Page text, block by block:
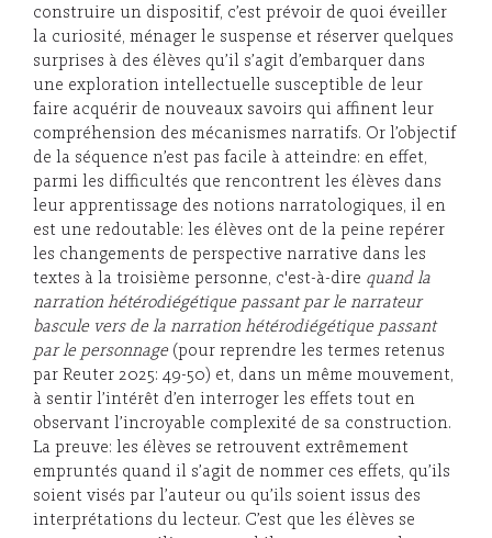
construire un dispositif, c’est prévoir de quoi éveiller
la curiosité, ménager le suspense et réserver quelques
surprises à des élèves qu’il s’agit d’embarquer dans
une exploration intellectuelle susceptible de leur
faire acquérir de nouveaux savoirs qui affinent leur
compréhension des mécanismes narratifs. Or l’objectif
de la séquence n’est pas facile à atteindre: en effet,
parmi les difficultés que rencontrent les élèves dans
leur apprentissage des notions narratologiques, il en
est une redoutable: les élèves ont de la peine repérer
les changements de perspective narrative dans les
textes à la troisième personne, c'est-à-dire quand la
narration hétérodiégétique passant par le narrateur
bascule vers de la narration hétérodiégétique passant
par le personnage(pour reprendre les termes retenus
par Reuter 2025: 49-50) et, dans un même mouvement,
à sentir l’intérêt d’en interroger les effets tout en
observant l’incroyable complexité de sa construction.
La preuve: les élèves se retrouvent extrêmement
empruntés quand il s’agit de nommer ces effets, qu’ils
soient visés par l’auteur ou qu’ils soient issus des
interprétations du lecteur. C’est que les élèves se